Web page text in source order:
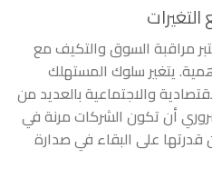
مراقبة السوق والتكيف مع
يتغير سلوك المستهلك
والاجتماعية بالعديد من
أن تكون الشركات مرنة في
قدرتها على البقاء في صدارة